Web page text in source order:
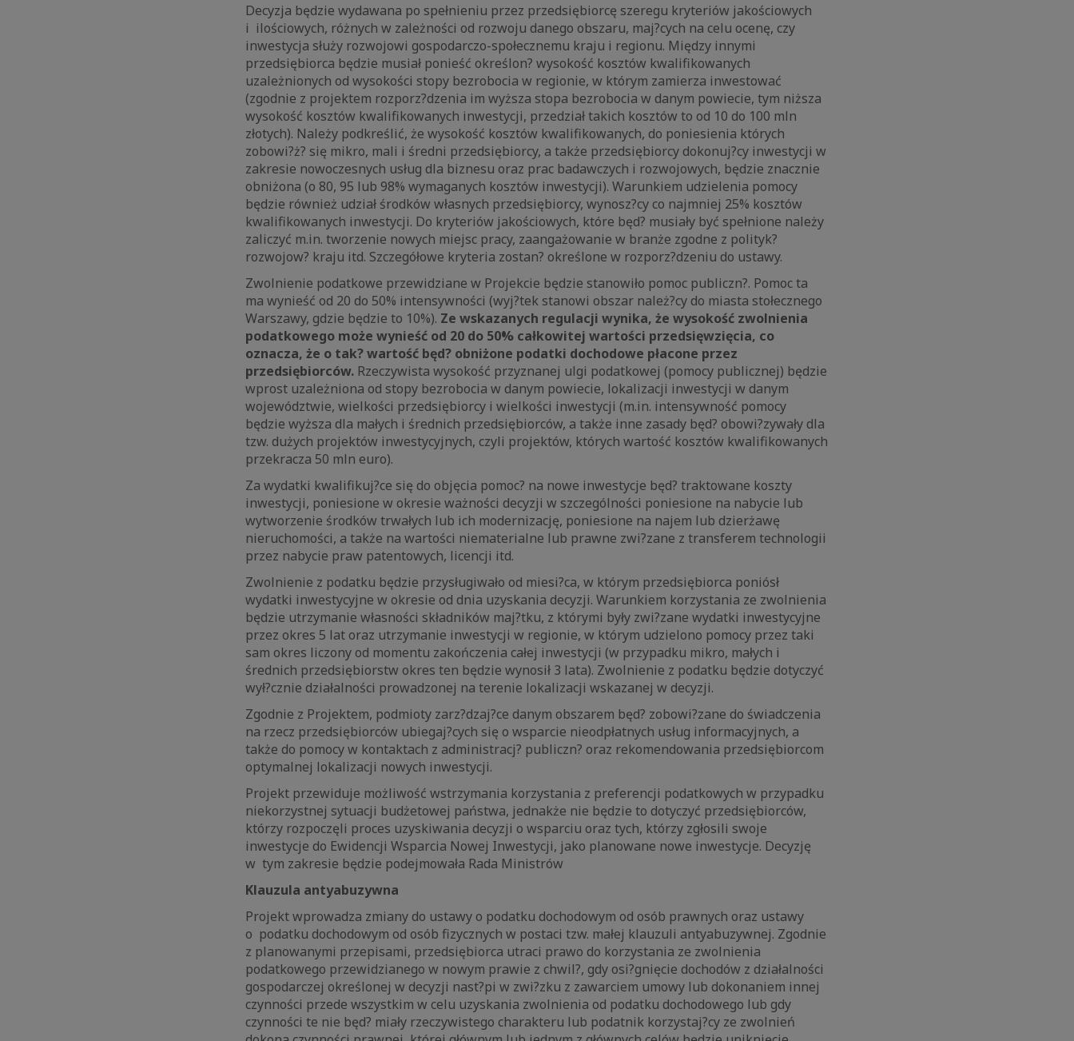
Decyzja będzie wydawana po spełnieniu przez przedsiębiorcę szeregu kryteriów jakościowych
i ilościowych, różnych w zależności od rozwoju danego obszaru, maj?cych na celu ocenę, czy
inwestycja służy rozwojowi gospodarczo-społecznemu kraju i regionu. Między innymi
przedsiębiorca będzie musiał ponieść określon? wysokość kosztów kwalifikowanych
uzależnionych od wysokości stopy bezrobocia w regionie, w którym zamierza inwestować
(zgodnie z projektem rozporz?dzenia im wyższa stopa bezrobocia w danym powiecie, tym niższa
wysokość kosztów kwalifikowanych inwestycji, przedział takich kosztów to od 10 do 100 mln
złotych). Należy podkreślić, że wysokość kosztów kwalifikowanych, do poniesienia których
zobowi?ż? się mikro, mali i średni przedsiębiorcy, a także przedsiębiorcy dokonuj?cy inwestycji w
zakresie nowoczesnych usług dla biznesu oraz prac badawczych i rozwojowych, będzie znacznie
obniżona (o 80, 95 lub 98% wymaganych kosztów inwestycji). Warunkiem udzielenia pomocy
będzie również udział środków własnych przedsiębiorcy, wynosz?cy co najmniej 25% kosztów
kwalifikowanych inwestycji. Do kryteriów jakościowych, które będ? musiały być spełnione należy
zaliczyć m.in. tworzenie nowych miejsc pracy, zaangażowanie w branże zgodne z polityk?
rozwojow? kraju itd. Szczegółowe kryteria zostan? określone w rozporz?dzeniu do ustawy.
Zwolnienie podatkowe przewidziane w Projekcie będzie stanowiło pomoc publiczn?. Pomoc ta
ma wynieść od 20 do 50% intensywności (wyj?tek stanowi obszar należ?cy do miasta stołecznego
Warszawy, gdzie będzie to 10%). Ze wskazanych regulacji wynika, że wysokość zwolnienia
podatkowego może wynieść od 20 do 50% całkowitej wartości przedsięwzięcia, co
oznacza, że o tak? wartość będ? obniżone podatki dochodowe płacone przez
przedsiębiorców. Rzeczywista wysokość przyznanej ulgi podatkowej (pomocy publicznej) będzie
wprost uzależniona od stopy bezrobocia w danym powiecie, lokalizacji inwestycji w danym
województwie, wielkości przedsiębiorcy i wielkości inwestycji (m.in. intensywność pomocy
będzie wyższa dla małych i średnich przedsiębiorców, a także inne zasady będ? obowi?zywały dla
tzw. dużych projektów inwestycyjnych, czyli projektów, których wartość kosztów kwalifikowanych
przekracza 50 mln euro).
Za wydatki kwalifikuj?ce się do objęcia pomoc? na nowe inwestycje będ? traktowane koszty
inwestycji, poniesione w okresie ważności decyzji w szczególności poniesione na nabycie lub
wytworzenie środków trwałych lub ich modernizację, poniesione na najem lub dzierżawę
nieruchomości, a także na wartości niematerialne lub prawne zwi?zane z transferem technologii
przez nabycie praw patentowych, licencji itd.
Zwolnienie z podatku będzie przysługiwało od miesi?ca, w którym przedsiębiorca poniósł
wydatki inwestycyjne w okresie od dnia uzyskania decyzji. Warunkiem korzystania ze zwolnienia
będzie utrzymanie własności składników maj?tku, z którymi były zwi?zane wydatki inwestycyjne
przez okres 5 lat oraz utrzymanie inwestycji w regionie, w którym udzielono pomocy przez taki
sam okres liczony od momentu zakończenia całej inwestycji (w przypadku mikro, małych i
średnich przedsiębiorstw okres ten będzie wynosił 3 lata). Zwolnienie z podatku będzie dotyczyć
wył?cznie działalności prowadzonej na terenie lokalizacji wskazanej w decyzji.
Zgodnie z Projektem, podmioty zarz?dzaj?ce danym obszarem będ? zobowi?zane do świadczenia
na rzecz przedsiębiorców ubiegaj?cych się o wsparcie nieodpłatnych usług informacyjnych, a
także do pomocy w kontaktach z administracj? publiczn? oraz rekomendowania przedsiębiorcom
optymalnej lokalizacji nowych inwestycji.
Projekt przewiduje możliwość wstrzymania korzystania z preferencji podatkowych w przypadku
niekorzystnej sytuacji budżetowej państwa, jednakże nie będzie to dotyczyć przedsiębiorców,
którzy rozpoczęli proces uzyskiwania decyzji o wsparciu oraz tych, którzy zgłosili swoje
inwestycje do Ewidencji Wsparcia Nowej Inwestycji, jako planowane nowe inwestycje. Decyzję
w tym zakresie będzie podejmowała Rada Ministrów
Klauzula antyabuzywna
Projekt wprowadza zmiany do ustawy o podatku dochodowym od osób prawnych oraz ustawy
o podatku dochodowym od osób fizycznych w postaci tzw. małej klauzuli antyabuzywnej. Zgodnie
z planowanymi przepisami, przedsiębiorca utraci prawo do korzystania ze zwolnienia
podatkowego przewidzianego w nowym prawie z chwil?, gdy osi?gnięcie dochodów z działalności
gospodarczej określonej w decyzji nast?pi w zwi?zku z zawarciem umowy lub dokonaniem innej
czynności przede wszystkim w celu uzyskania zwolnienia od podatku dochodowego lub gdy
czynności te nie będ? miały rzeczywistego charakteru lub podatnik korzystaj?cy ze zwolnień